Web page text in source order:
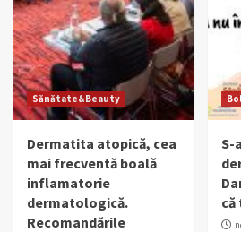
Sănătate&Beauty
Dermatita atopică, cea
mai frecventă boală
inflamatorie
dermatologică.
Recomandările
S-
că